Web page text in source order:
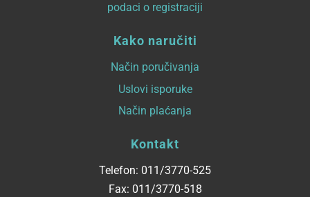
podaci o registraciji
Kako naručiti
Način poručivanja
Uslovi isporuke
Način plaćanja
Kontakt
Telefon: 011/3770-525
Fax: 011/3770-518